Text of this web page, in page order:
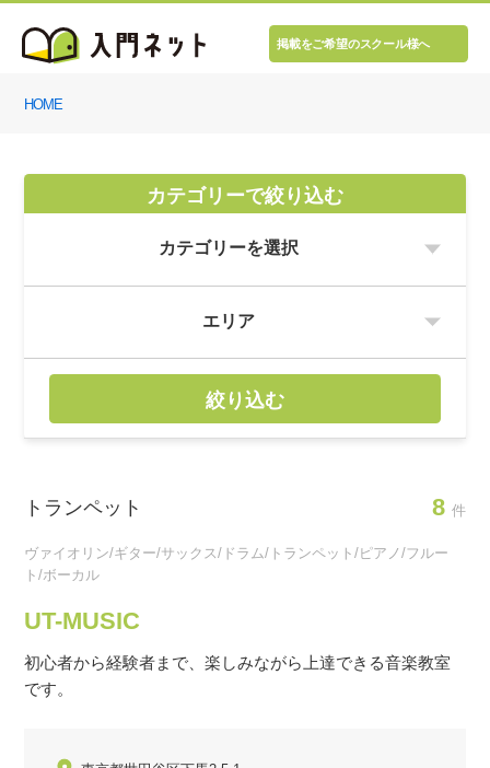
掲載をご希望のスクール様へ
HOME
カテゴリーで絞り込む
絞り込む
トランペット 8 件
ヴァイオリン/ギター/サックス/ドラム/トランペット/ピアノ/フルー
ト/ボーカル
UT-MUSIC
初心者から経験者まで、楽しみながら上達できる音楽教室
です。